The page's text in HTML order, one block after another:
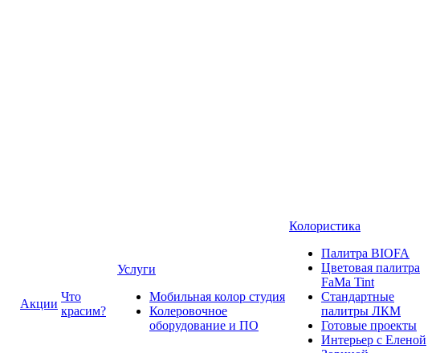
Акции
Что
красим?
Услуги
Мобильная колор студия
Колеровочное
оборудование и ПО
Колористика
Палитра BIOFA
Цветовая палитра
FaMa Tint
Стандартные
палитры ЛКМ
Готовые проекты
Интерьер с Еленой